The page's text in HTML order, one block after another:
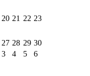
20 21 22 23
27 28 29 30
3 4 5 6